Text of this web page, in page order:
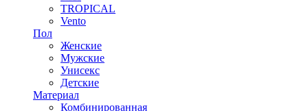
TROPICAL
Vento
Пол
Женские
Мужские
Унисекс
Детские
Материал
Комбинированная